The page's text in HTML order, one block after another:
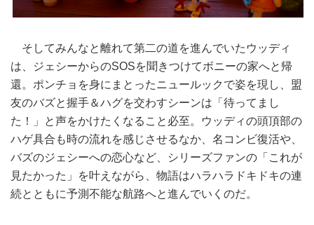
そしてみんなと離れて第二の道を進んでいたウッディ
は、ジェシーからのSOSを聞きつけてボニーの家へと帰
還。ポンチョを身にまとったニュールックで姿を現し、盟
友のバズと握手＆ハグを交わすシーンは「待ってまし
た！」と声をかけたくなること必至。ウッディの頭頂部の
ハゲ具合も時の流れを感じさせるなか、名コンビ復活や、
バズのジェシーへの恋心など、シリーズファンの「これが
見たかった」を叶えながら、物語はハラハラドキドキの連
続とともに予測不能な航路へと進んでいくのだ。